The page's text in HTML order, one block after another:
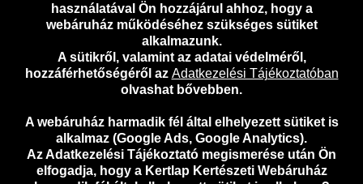
Adatvédelem
Adatkezelési Tájékoztató
Adathozzáférési Kérelem
Általános Szerződési Feltételek
E-mail:webaruhaz@kertlap.hu
használatával Ön hozzájárul ahhoz, hogy a
webáruház működéséhez szükséges sütiket
alkalmazunk.
A sütikről, valamint az adatai védelméről,
hozzáférhetőségéről az Adatkezelési Tájékoztatóban
olvashat bővebben.
A webáruház harmadik fél által elhelyezett sütiket is
alkalmaz (Google Ads, Google Analytics).
Az Adatkezelési Tájékoztató megismerése után Ön
elfogadja, hogy a Kertlap Kertészeti Webáruház